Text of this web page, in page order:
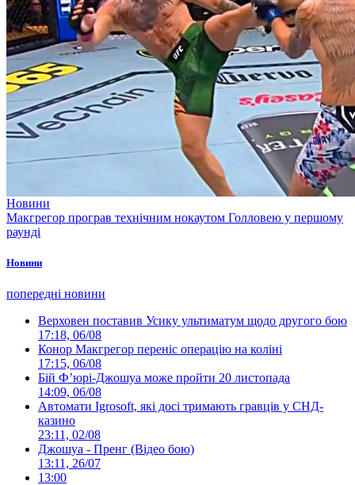
Новини
Макгрегор програв технічним нокаутом Голловею у першому
раунді
Новини
попередні новини
Верховен поставив Усику ультиматум щодо другого бою
17:18, 06/08
Конор Макгрегор переніс операцію на коліні
17:15, 06/08
Бій Ф’юрі-Джошуа може пройти 20 листопада
14:09, 06/08
Автомати Igrosoft, які досі тримають гравців у СНД-
казино
23:11, 02/08
Джошуа - Пренг (Відео бою)
13:11, 26/07
13:00